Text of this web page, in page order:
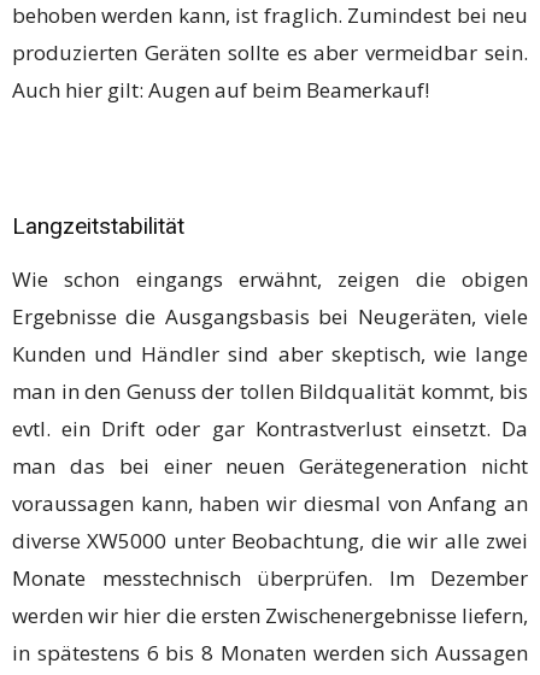
behoben werden kann, ist fraglich. Zumindest bei neu
produzierten Geräten sollte es aber vermeidbar sein.
Auch hier gilt: Augen auf beim Beamerkauf!
Langzeitstabilität
Wie schon eingangs erwähnt, zeigen die obigen
Ergebnisse die Ausgangsbasis bei Neugeräten, viele
Kunden und Händler sind aber skeptisch, wie lange
man in den Genuss der tollen Bildqualität kommt, bis
evtl. ein Drift oder gar Kontrastverlust einsetzt. Da
man das bei einer neuen Gerätegeneration nicht
voraussagen kann, haben wir diesmal von Anfang an
diverse XW5000 unter Beobachtung, die wir alle zwei
Monate messtechnisch überprüfen. Im Dezember
werden wir hier die ersten Zwischenergebnisse liefern,
in spätestens 6 bis 8 Monaten werden sich Aussagen